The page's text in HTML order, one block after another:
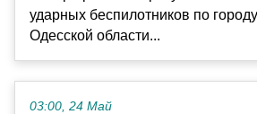
ударных беспилотников по
Одесской области...
03:00, 24 Май